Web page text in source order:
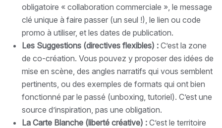
obligatoire « collaboration commerciale », le message
clé unique à faire passer (un seul !), le lien ou code
promo à utiliser, et les dates de publication.
Les Suggestions (directives flexibles) : C’est la zone
de co-création. Vous pouvez y proposer des idées de
mise en scène, des angles narratifs qui vous semblent
pertinents, ou des exemples de formats qui ont bien
fonctionné par le passé (unboxing, tutoriel). C’est une
source d’inspiration, pas une obligation.
La Carte Blanche (liberté créative) : C’est le territoire